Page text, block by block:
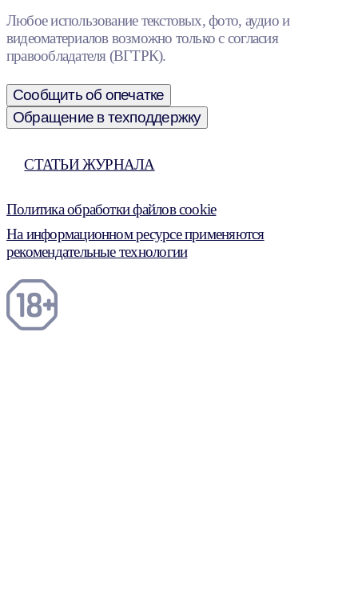
Любое использование текстовых, фото, аудио и
видеоматериалов возможно только с согласия
правообладателя (ВГТРК).
Сообщить об опечатке
Обращение в техподдержку
СТАТЬИ ЖУРНАЛА
Политика обработки файлов cookie
На информационном ресурсе применяются
рекомендательные технологии